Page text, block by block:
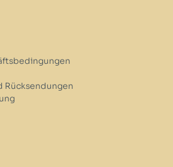
Rücksendungen